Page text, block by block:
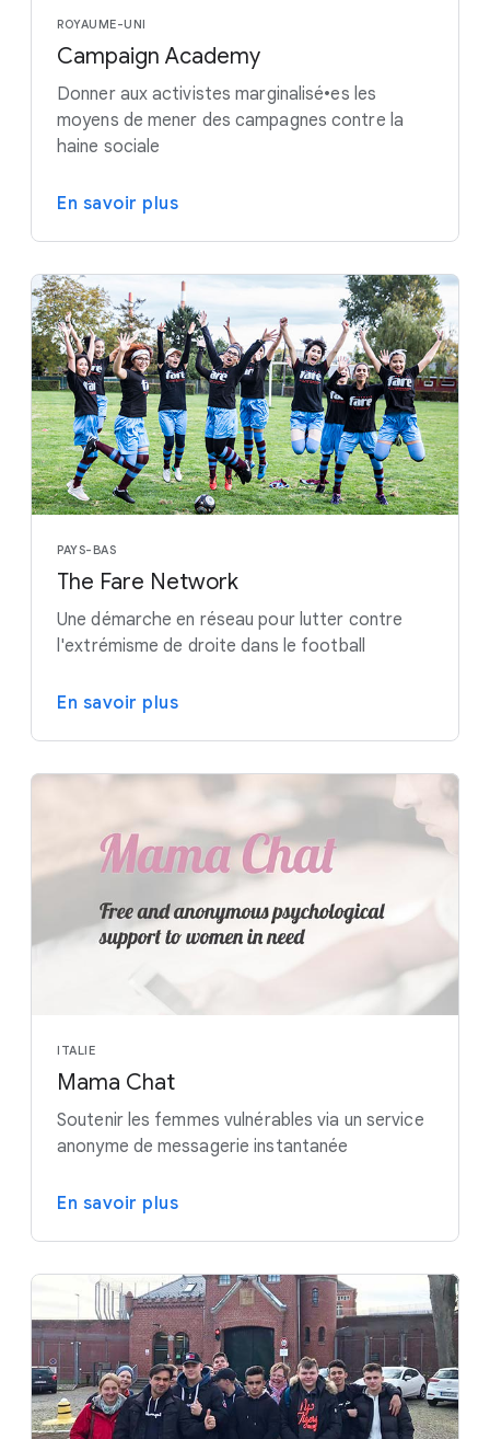
ROYAUME-UNI
Campaign Academy
Donner aux activistes marginalisé•es les
moyens de mener des campagnes contre la
haine sociale
En savoir plus
PAYS-BAS
The Fare Network
Une démarche en réseau pour lutter contre
l'extrémisme de droite dans le football
En savoir plus
ITALIE
Mama Chat
Soutenir les femmes vulnérables via un service
anonyme de messagerie instantanée
En savoir plus